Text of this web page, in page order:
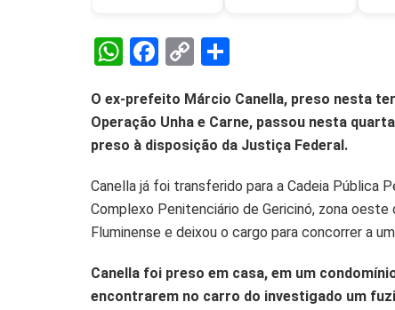
W
at
s
p
p
F
ce
b
o
k
C
py
Li
k
ar
e
O ex-prefeito Márcio Canella, preso nesta
Operação Unha e Carne, passou nesta
preso à disposição da Justiça Federal.
Canella já foi transferido para a Cadeia Pública
Complexo Penitenciário de Gericinó, zona
Fluminense e deixou o cargo para concorrer a
Canella foi preso em casa, em um
encontrarem no carro do investigado um